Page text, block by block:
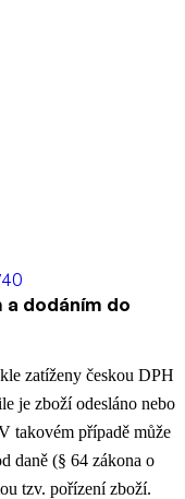
dodáním do
zatíženy českou DPH
je zboží odesláno nebo
takovém případě může
daně (§ 64 zákona o
tzv. pořízení zboží.